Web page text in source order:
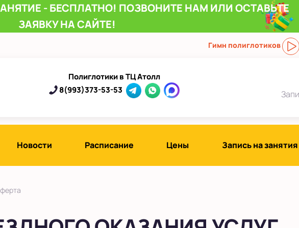
- БЕСПЛАТНО! ПОЗВОНИТЕ НАМ ИЛИ ОСТАВЬТЕ
ЗАЯВКУ НА САЙТЕ!
Гимн полиглотиков
Полиглотики в ТЦ Атолл
8(993)373-53-53
Новости Расписание Цены Запись на занятия